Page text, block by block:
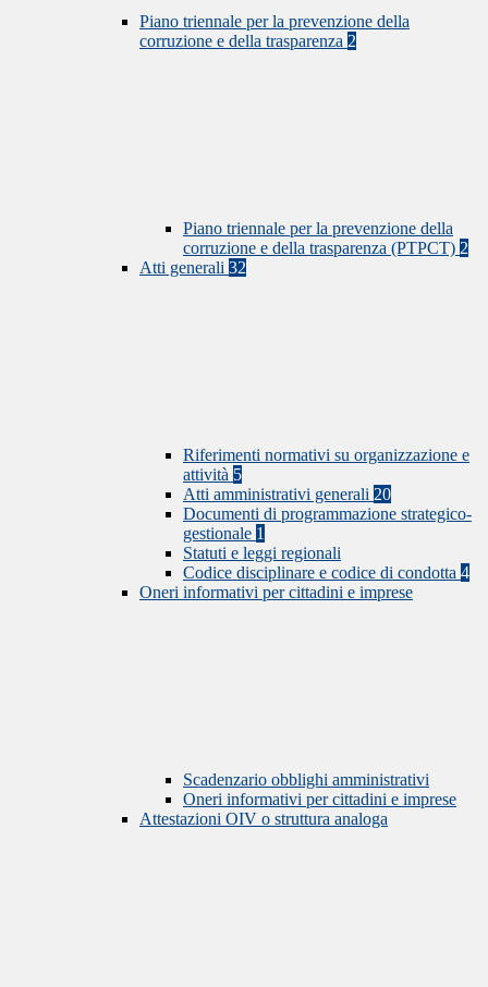
Piano triennale per la prevenzione della
corruzione e della trasparenza 2
Piano triennale per la prevenzione della
corruzione e della trasparenza (PTPCT) 2
Atti generali 32
Riferimenti normativi su organizzazione e
attività 5
Atti amministrativi generali 20
Documenti di programmazione strategico-
gestionale 1
Statuti e leggi regionali
Codice disciplinare e codice di condotta 4
Oneri informativi per cittadini e imprese
Scadenzario obblighi amministrativi
Oneri informativi per cittadini e imprese
Attestazioni OIV o struttura analoga